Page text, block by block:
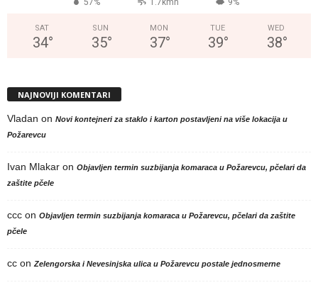
57% 1.7kmh 9%
SAT
34°
SUN
35°
MON
37°
TUE
39°
WED
38°
NAJNOVIJI KOMENTARI
Vladan on Novi kontejneri za staklo i karton postavljeni na više lokacija u
Požarevcu
Ivan Mlakar on Objavljen termin suzbijanja komaraca u Požarevcu, pčelari da
zaštite pčele
ccc on Objavljen termin suzbijanja komaraca u Požarevcu, pčelari da zaštite
pčele
cc on Zelengorska i Nevesinjska ulica u Požarevcu postale jednosmerne